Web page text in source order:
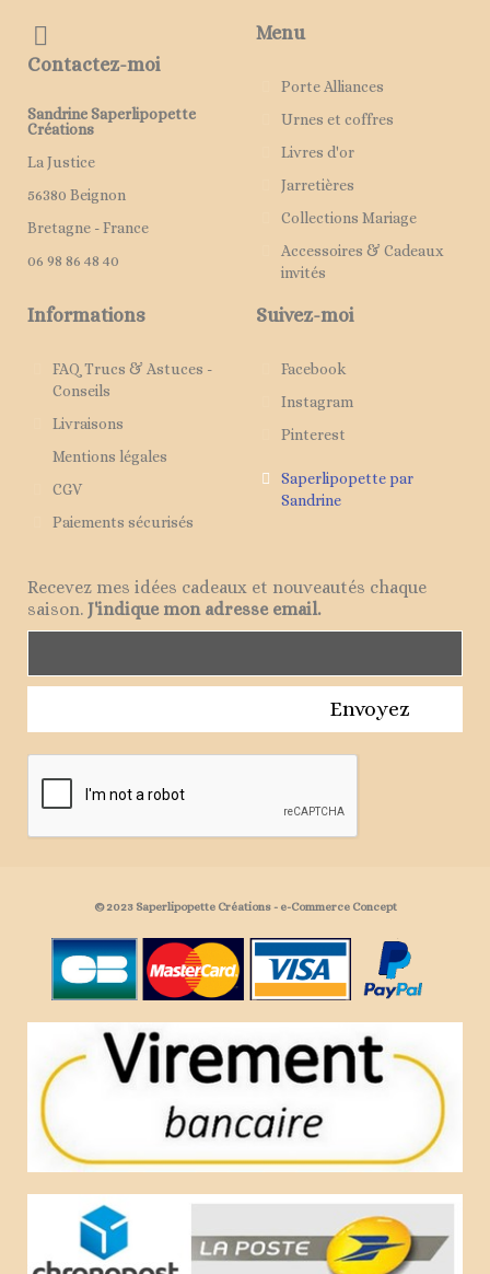
Contactez-moi
Sandrine Saperlipopette
Créations
La Justice
56380 Beignon
Bretagne - France
06 98 86 48 40
Menu
Porte Alliances
Urnes et coffres
Livres d'or
Jarretières
Collections Mariage
Accessoires & Cadeaux
invités
Informations
FAQ Trucs & Astuces -
Conseils
Livraisons
Mentions légales
CGV
Paiements sécurisés
Suivez-moi
Facebook
Instagram
Pinterest
Saperlipopette par
Sandrine
Recevez mes idées cadeaux et nouveautés chaque
saison. J'indique mon adresse email.
Envoyez
© 2023 Saperlipopette Créations - e-Commerce Concept